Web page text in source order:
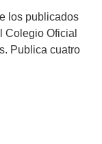
los publicados
Colegio Oficial
Publica cuatro